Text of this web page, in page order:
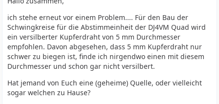
ich stehe erneut vor einem Problem.... Für den Bau der
Schwingkreise für die Abstimmeinheit der DJ4VM Quad wird
ein versilberter Kupferdraht von 5 mm Durchmesser
empfohlen. Davon abgesehen, dass 5 mm Kupferdraht nur
schwer zu biegen ist, finde ich nirgendwo einen mit diesem
Durchmesser und schon gar nicht versilbert.
Hat jemand von Euch eine (geheime) Quelle, oder vielleicht
sogar welchen zu Hause?